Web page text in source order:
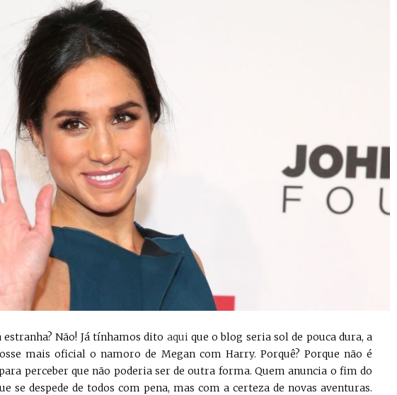
Não! Já tínhamos dito aquique o blog seria sol de pouca dura, a
mais oficial o namoro de Megan com Harry. Porquê? Porque não é
perceber que não poderia ser de outra forma. Quem anuncia o fim do
se despede de todos com pena, mas com a certeza de novas aventuras.